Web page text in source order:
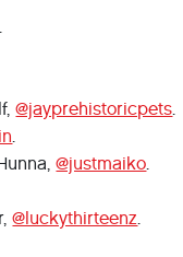
@jayprehistoricpets.
.
@justmaiko.
@luckythirteenz.